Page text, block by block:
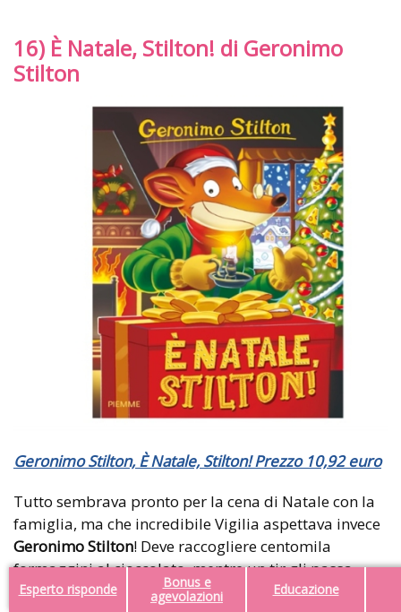
Esperto risponde
Bonus e
agevolazioni
Educazione
16) È Natale, Stilton! di Geronimo
Stilton
Geronimo Stilton, È Natale, Stilton! Prezzo 10,92 euro
Tutto sembrava pronto per la cena di Natale con la
famiglia, ma che incredibile Vigilia aspettava invece
Geronimo Stilton! Deve raccogliere centomila
formaggini al cioccolato, mentre un tir gli passa
sulla coda e la casa va a fuoco. Per fortuna a Natale